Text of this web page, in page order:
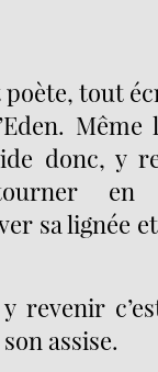
tout
donc, y
en
sa lignée
assise.